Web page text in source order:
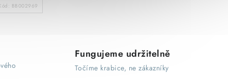
BB002969
Fungujeme udržitelně
Točíme krabice, ne zákazníky